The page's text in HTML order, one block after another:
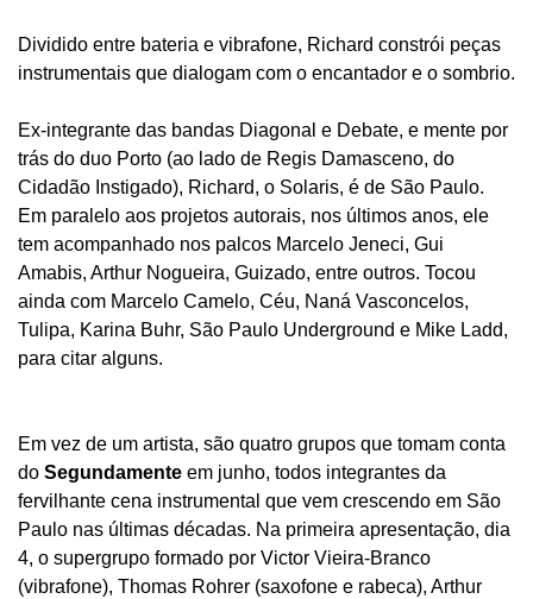
Dividido entre bateria e vibrafone, Richard constrói peças
instrumentais que dialogam com o encantador e o sombrio.
Ex-integrante das bandas Diagonal e Debate, e mente por
trás do duo Porto (ao lado de Regis Damasceno, do
Cidadão Instigado), Richard, o Solaris, é de São Paulo.
Em paralelo aos projetos autorais, nos últimos anos, ele
tem acompanhado nos palcos Marcelo Jeneci, Gui
Amabis, Arthur Nogueira, Guizado, entre outros. Tocou
ainda com Marcelo Camelo, Céu, Naná Vasconcelos,
Tulipa, Karina Buhr, São Paulo Underground e Mike Ladd,
para citar alguns.
Em vez de um artista, são quatro grupos que tomam conta
do Segundamente em junho, todos integrantes da
fervilhante cena instrumental que vem crescendo em São
Paulo nas últimas décadas. Na primeira apresentação, dia
4, o supergrupo formado por Victor Vieira-Branco
(vibrafone), Thomas Rohrer (saxofone e rabeca), Arthur